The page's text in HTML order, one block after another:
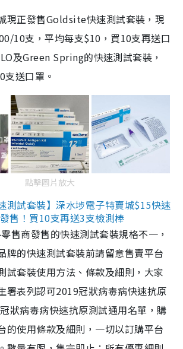
現正發售Goldsite快速測試套裝，現
10支，平均每支$10，買10支再送口
及Green Spring的快速測試套裝，
送口罩。
點擊圖片放大
測試套裝】深水埗電子特賣城$15快速
售！買10支再送3支檢測棒
售商發售的快速測試套裝規格不一，
牌的快速測試套裝前請留意售賣平台
試套裝使用方法、條款及細則，大家
署表列認可2019冠狀病毒病快速抗原
狀病毒病快速抗原測試通用名單，購
的使用條款及細則，一切以訂購平台